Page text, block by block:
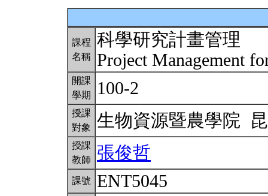
課程
名稱
科學研究計畫管理
Project Management
開課
學期
100-2
授課
對象
生物資源暨農學院
授課
教師
張俊哲
課號 ENT5045